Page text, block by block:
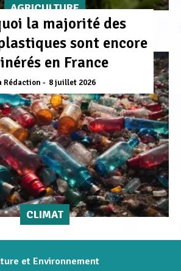
AGRICULTURE
la majorité des
sont encore
en France
Rédaction 8 juillet 2026
CLIMAT
et Environnement